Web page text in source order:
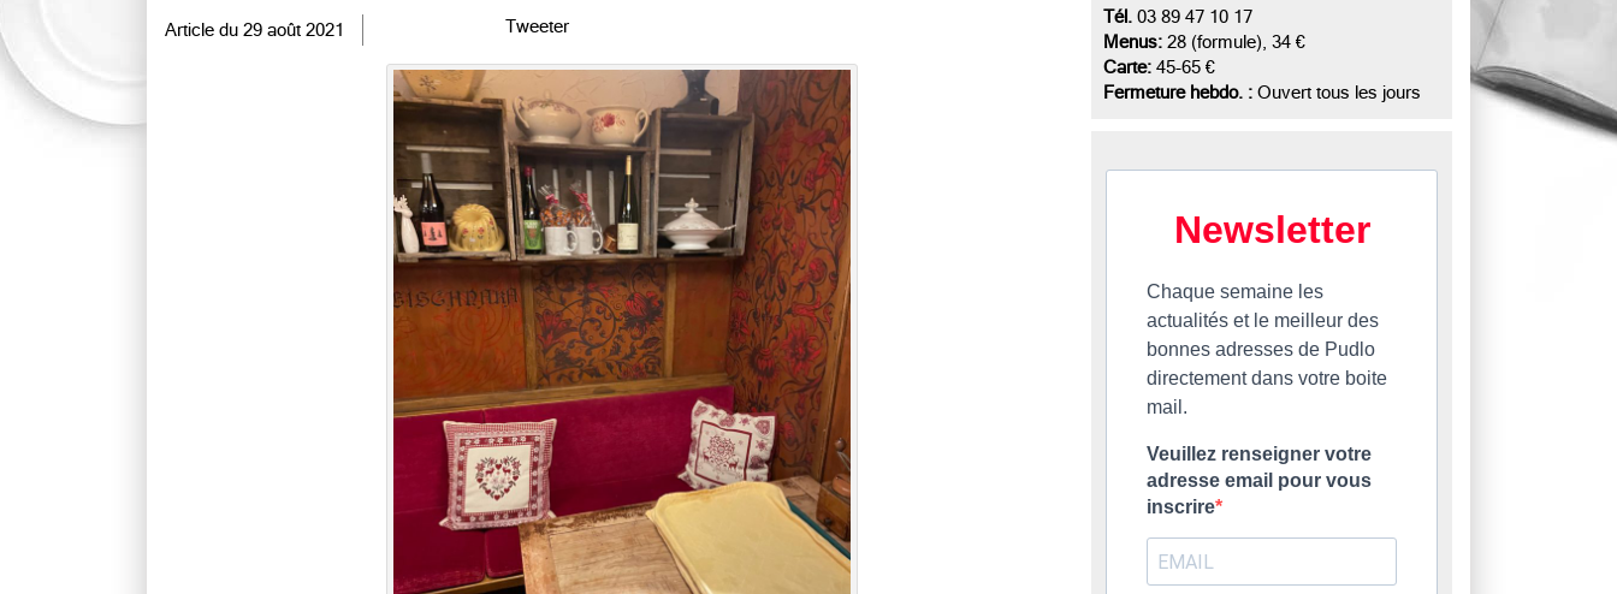
Article du 29 août 2021 Tweeter
Tél. 03 89 47 10 17
Menus: 28 (formule), 34 €
Carte: 45-65 €
Fermeture hebdo. : Ouvert tous les jours
Newsletter
Chaque semaine les
actualités et le meilleur des
bonnes adresses de Pudlo
directement dans votre boite
mail.
Veuillez renseigner votre
adresse email pour vous
inscrire